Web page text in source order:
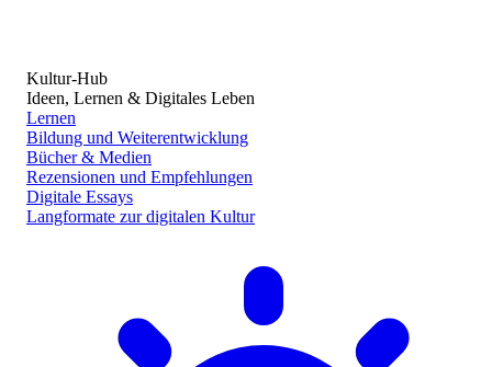
Kultur-Hub
Ideen, Lernen & Digitales Leben
Lernen
Bildung und Weiterentwicklung
Bücher & Medien
Rezensionen und Empfehlungen
Digitale Essays
Langformate zur digitalen Kultur